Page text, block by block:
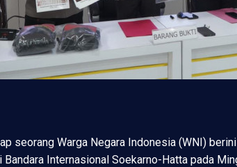
seorang Warga Negara Indonesia (WNI)
Internasional Soekarno-Hatta pada